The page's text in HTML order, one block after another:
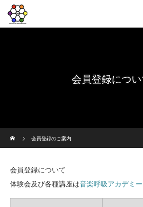
会員登録につい
会員登録のご案内
会員登録について
体験会及び各種講座は音楽呼吸アカデミー